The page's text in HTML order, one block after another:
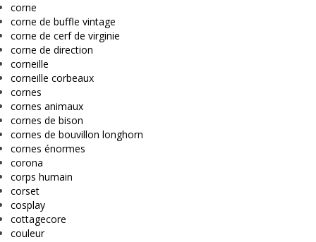
corne
corne de buffle vintage
corne de cerf de virginie
corne de direction
corneille
corneille corbeaux
cornes
cornes animaux
cornes de bison
cornes de bouvillon longhorn
cornes énormes
corona
corps humain
corset
cosplay
cottagecore
couleur